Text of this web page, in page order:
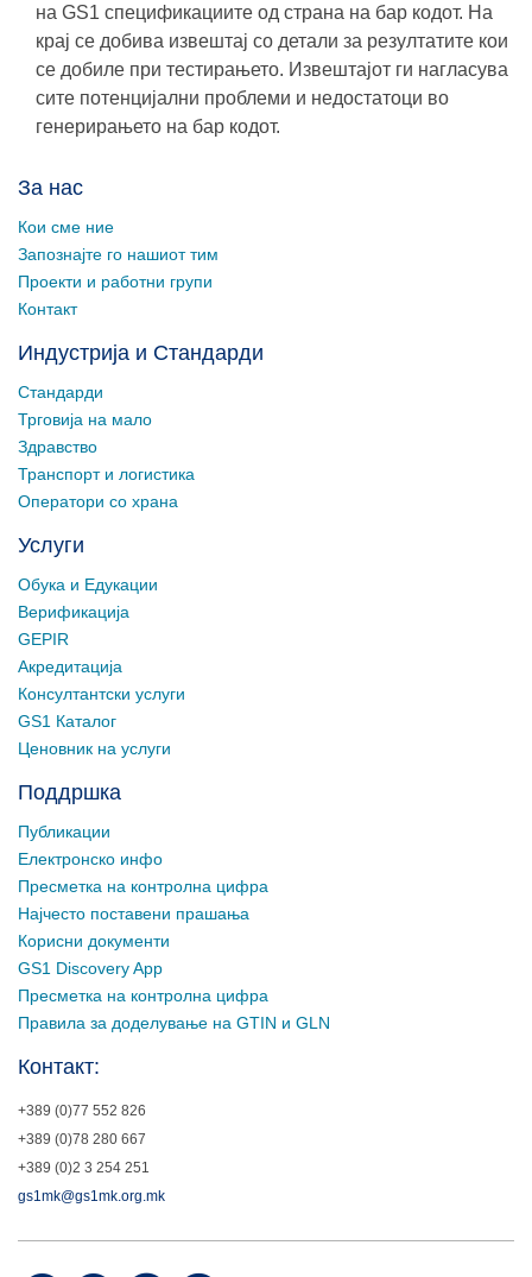
на GS1 спецификациите од страна на бар кодот. На
крај се добива извештај со детали за резултатите кои
се добиле при тестирањето. Извештајот ги нагласува
сите потенцијални проблеми и недостатоци во
генерирањето на бар кодот.
За нас
Кои сме ние
Запознајте го нашиот тим
Проекти и работни групи
Контакт
Индустрија и Стандарди
Стандарди
Трговија на мало
Здравство
Транспорт и логистика
Оператори со храна
Услуги
Обука и Едукации
Верификација
GEPIR
Акредитација
Консултантски услуги
GS1 Каталог
Ценовник на услуги
Поддршка
Публикации
Електронско инфо
Пресметка на контролна цифра
Најчесто поставени прашања
Корисни документи
GS1 Discovery App
Пресметка на контролна цифра
Правила за доделување на GTIN и GLN
Контакт:
+389 (0)77 552 826
+389 (0)78 280 667
+389 (0)2 3 254 251
gs1mk@gs1mk.org.mk